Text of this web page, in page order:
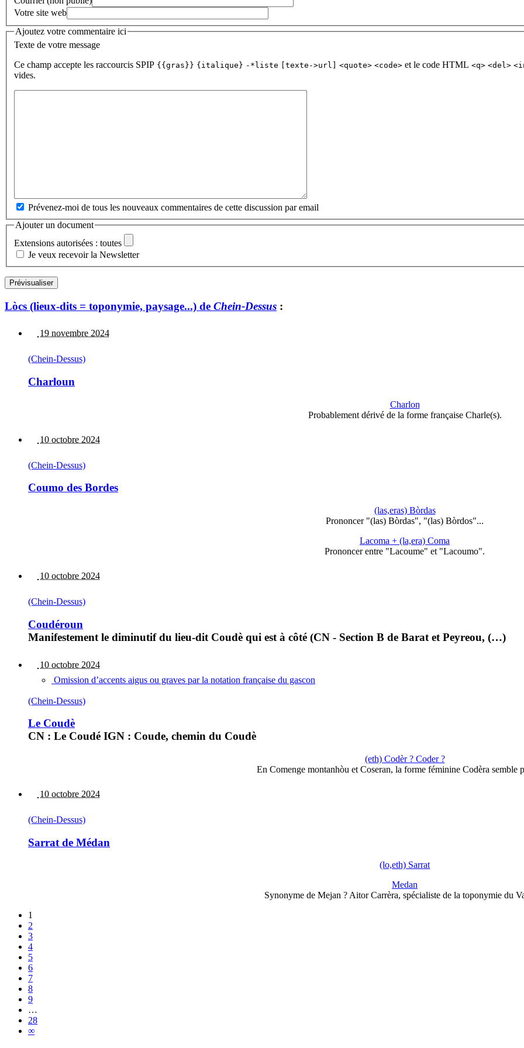
Votre site web
Ajoutez votre commentaire ici
Texte de votre message
Ce champ accepte les raccourcis SPIP {{gras}} {italique} -*liste [texte->url] <quote> <code> et le code HTML <q> <del>
vides.
Prévenez-moi de tous les nouveaux commentaires de cette discussion par email
Ajouter un document
Extensions autorisées : toutes
Je veux recevoir la Newsletter
Lòcs (lieux-dits = toponymie, paysage...) de Chein-Dessus :
19 novembre 2024
(Chein-Dessus)
Charloun
Charlon
Probablement dérivé de la forme française Charle(s).
10 octobre 2024
(Chein-Dessus)
Coumo des Bordes
(las,eras) Bòrdas
Prononcer "(las) Bòrdas", "(las) Bòrdos"...
Lacoma + (la,era) Coma
Prononcer entre "Lacoume" et "Lacoumo".
10 octobre 2024
(Chein-Dessus)
Coudéroun
Manifestement le diminutif du lieu-dit Coudè qui est à côté (CN - Section B de Barat et Peyreou, (…)
10 octobre 2024
Omission d’accents aigus ou graves par la notation française du gascon
(Chein-Dessus)
Le Coudè
CN : Le Coudé IGN : Coude, chemin du Coudè
(eth) Codèr ? Coder ?
En Comenge montanhòu et Coseran, la forme féminine Codèra
10 octobre 2024
(Chein-Dessus)
Sarrat de Médan
(lo,eth) Sarrat
Medan
Synonyme de Mejan ? Aitor Carrèra, spécialiste de la toponymie du
1
2
3
4
5
6
7
8
9
…
28
∞